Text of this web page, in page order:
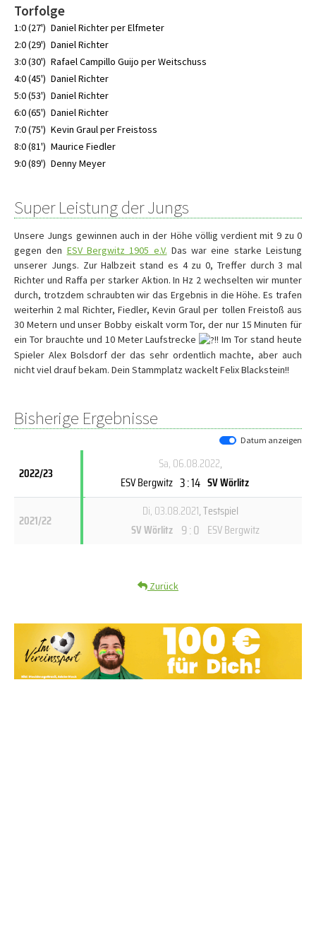
Torfolge
1:0 (27') Daniel Richter per Elfmeter
2:0 (29') Daniel Richter
3:0 (30') Rafael Campillo Guijo per Weitschuss
4:0 (45') Daniel Richter
5:0 (53') Daniel Richter
6:0 (65') Daniel Richter
7:0 (75') Kevin Graul per Freistoss
8:0 (81') Maurice Fiedler
9:0 (89') Denny Meyer
Super Leistung der Jungs
Unsere Jungs gewinnen auch in der Höhe völlig verdient mit 9 zu 0
gegen den ESV Bergwitz 1905 e.V. Das war eine starke Leistung
unserer Jungs. Zur Halbzeit stand es 4 zu 0, Treffer durch 3 mal
Richter und Raffa per starker Aktion. In Hz 2 wechselten wir munter
durch, trotzdem schraubten wir das Ergebnis in die Höhe. Es trafen
weiterhin 2 mal Richter, Fiedler, Kevin Graul per tollen Freistoß aus
30 Metern und unser Bobby eiskalt vorm Tor, der nur 15 Minuten für
ein Tor brauchte und 10 Meter Laufstrecke
!! Im Tor stand heute
Spieler Alex Bolsdorf der das sehr ordentlich machte, aber auch
nicht viel drauf bekam. Dein Stammplatz wackelt Felix Blackstein!!
Bisherige Ergebnisse
Datum anzeigen
2022/23
Sa, 06.08.2022,
ESV Bergwitz 3 : 14 SV Wörlitz
2021/22
Di, 03.08.2021, Testspiel
SV Wörlitz 9 : 0 ESV Bergwitz
Zurück